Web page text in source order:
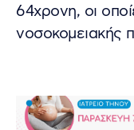
64χρονη, οι
νοσοκομειακής